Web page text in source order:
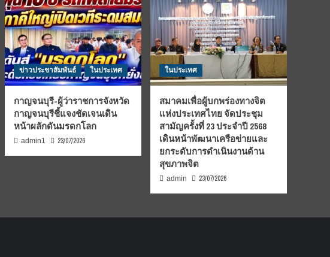
ข่าวประชาสัมพันธ์ ในประเทศ
กาญจนบุรี-ผู้ว่าราชการจังหวัด
กาญจนบุรีชี้แจงชัดเจนเดิน
หน้าผลักดันมรดกโลก
admin1 23/07/2026
ในประเทศ
สมาคมเพื่อผู้บกพร่องทางจิต
แห่งประเทศไทย จัดประชุม
สามัญครั้งที่ 23 ประจำปี 2568
เดินหน้าพัฒนาเครือข่ายและ
ยกระดับการดำเนินงานด้าน
สุขภาพจิต
admin 23/07/2026